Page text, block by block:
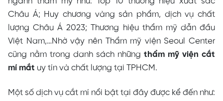
Châu Á; Huy chương vàng sản phẩm, dịch vụ chất
lượng Châu Á 2023; Thương hiệu thẩm mỹ dẫn đầu
Việt Nam,…Nhờ vậy nên Thẩm mỹ viện Seoul Center
cũng nằm trong danh sách những thẩm mỹ viện cắt
mí mắt uy tín và chất lượng tại TPHCM.
Một số dịch vụ cắt mí nổi bật tại đây được kể đến như: